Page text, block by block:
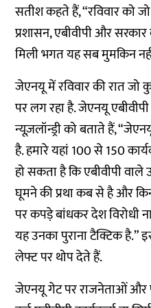
सतीश कहते हैं, “रविवार
प्रशासन, एबीवीपी और
मिली भगत यह सब मुमकिन
जेएनयू में रविवार की रात
पर लग रहा है. जेएनयू
न्यूज़लॉन्ड्री को बताते हैं,
है. हमारे यहां 100 से 150
हो सकता है कि एबीवीपी
घूमने की प्रथा कब से है और
पर कपड़े बांधकर देश विरोधी
यह उनका पुराना टैक्टिक है.”
लेफ्ट पर थोप देते हैं.
जेएनयू गेट पर राजनेताओं और